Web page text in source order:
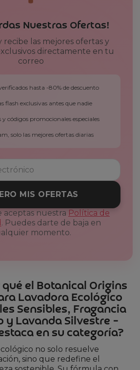
Nuestras Ofertas!
recibe las mejores ofertas y
directamente en tu
correo
hasta -80% de descuento
flash exclusivas antes que nadie
y códigos promocionales especiales
solo las mejores ofertas diarias
MIS OFERTAS
aceptas nuestra Política de
. Puedes darte de baja en
momento.
el Botanical Origins
Lavadora Ecológico
Sensibles, Fragancia
y Lavanda Silvestre –
en su categoría?
no solo resuelve
sino que redefine el